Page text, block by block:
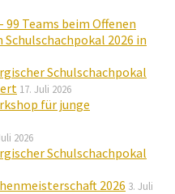
Teams beim Offenen
2026 in
Schulschachpokal
17. Juli 2026
für junge
2026
Schulschachpokal
2026 3. Juli